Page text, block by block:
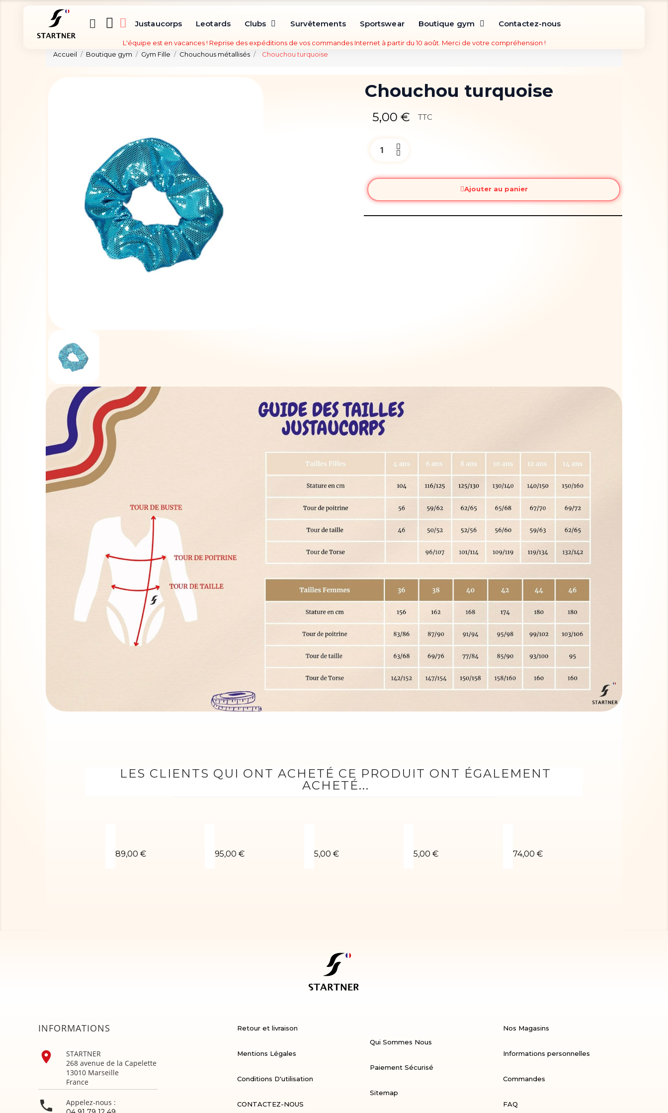
Justaucorps Leotards Clubs Survêtements Sportswear Boutique gym Contactez-nous
L'équipe est en vacances ! Reprise des expéditions de vos commandes Internet à partir du 10 août. Merci de votre compréhension !
Accueil
Boutique gym Gym Fille Chouchous métallisés Chouchou turquoise
Chouchou turquoise
5,00 € TTC
Ajouter au panier
LES CLIENTS QUI ONT ACHETÉ CE PRODUIT ONT ÉGALEMENT
ACHETÉ...
89,00 € 95,00 € 5,00 € 5,00 € 74,00 €
INFORMATIONS

STARTNER
268 avenue de la Capelette
13010 Marseille
France
 Appelez-nous :
Retour et livraison
Mentions Légales
Conditions D'utilisation
CONTACTEZ-NOUS
Qui Sommes Nous
Paiement Sécurisé
Sitemap
Nos Magasins
Informations personnelles
Commandes
FAQ